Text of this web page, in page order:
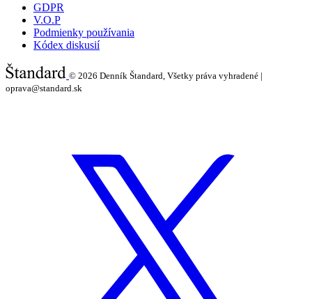
GDPR
V.O.P
Podmienky používania
Kódex diskusií
© 2026 Denník Štandard, Všetky práva vyhradené |
oprava@standard.sk